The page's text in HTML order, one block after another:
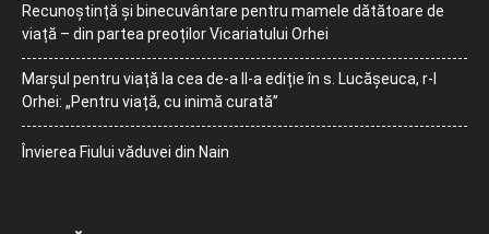
Recunoștință și binecuvântare pentru mamele dătătoare de
viață – din partea preoților Vicariatului Orhei
Marșul pentru viață la cea de-a II-a ediție în s. Lucășeuca, r-l
Orhei: „Pentru viață, cu inimă curată”
Învierea Fiului văduvei din Nain